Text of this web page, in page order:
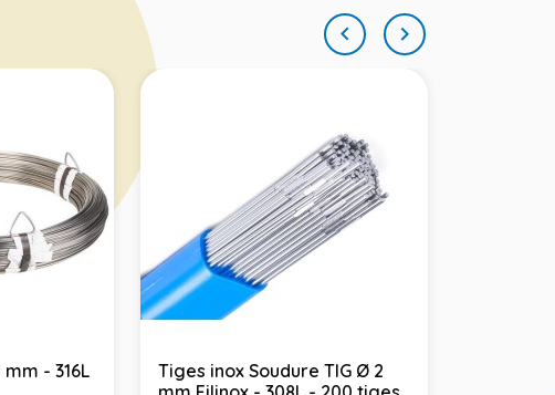

- 316L
Tiges inox Soudure TIG Ø 2
